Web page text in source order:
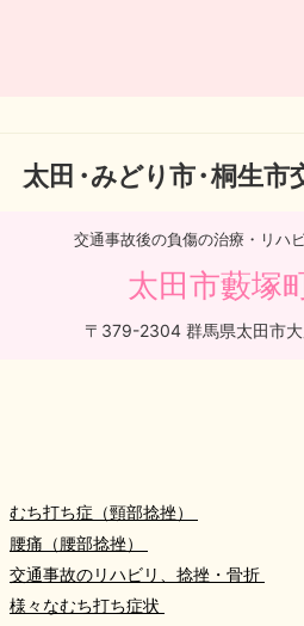
太田・みどり市・桐生市
交通事故後の負傷の治療・リハ
太田市藪塚
〒379-2304 群馬県太田市
むち打ち症（頸部捻挫）
腰痛（腰部捻挫）
交通事故のリハビリ、捻挫・骨折
様々なむち打ち症状